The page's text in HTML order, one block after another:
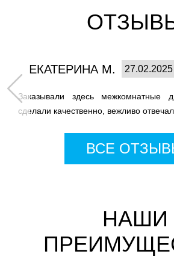
ЕКАТЕРИНА М. 27.02.2025
Заказывали здесь
сделали качественно, вежливо
ВСЕ
НАШИ